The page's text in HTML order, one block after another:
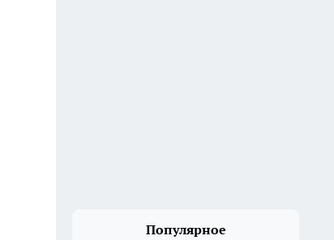
Популярное